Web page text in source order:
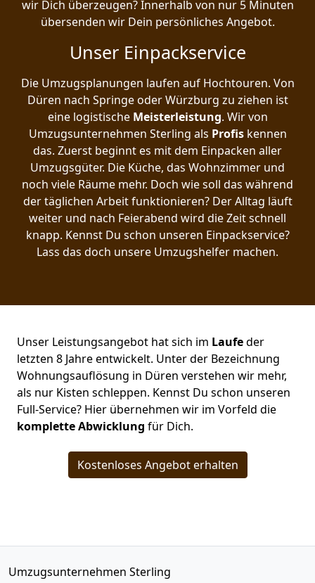
wir Dich überzeugen? Innerhalb von nur 5 Minuten
übersenden wir Dein persönliches Angebot.
Unser Einpackservice
Die Umzugsplanungen laufen auf Hochtouren. Von
Düren nach Springe oder Würzburg zu ziehen ist
eine logistische Meisterleistung. Wir von
Umzugsunternehmen Sterling als Profiskennen
das. Zuerst beginnt es mit dem Einpacken aller
Umzugsgüter. Die Küche, das Wohnzimmer und
noch viele Räume mehr. Doch wie soll das während
der täglichen Arbeit funktionieren? Der Alltag läuft
weiter und nach Feierabend wird die Zeit schnell
knapp. Kennst Du schon unseren Einpackservice?
Lass das doch unsere Umzugshelfer machen.
Unser Leistungsangebot hat sich im Laufeder
letzten 8 Jahre entwickelt. Unter der Bezeichnung
Wohnungsauflösung in Düren verstehen wir mehr,
als nur Kisten schleppen. Kennst Du schon unseren
Full-Service? Hier übernehmen wir im Vorfeld die
kompletteAbwicklung für Dich.
Kostenloses Angebot erhalten
Umzugsunternehmen Sterling